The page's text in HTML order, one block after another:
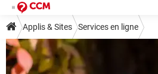
Applis & Sites Services en ligne